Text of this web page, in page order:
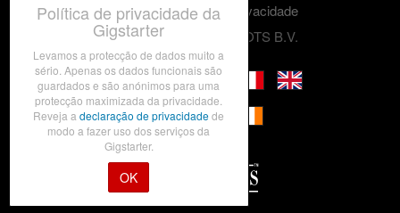
Termos e condições
Privacidade
© 2012-2026 GRASSROOTS B.V.
Política de privacidade da
Gigstarter
Levamos a protecção de dados muito a
sério. Apenas os dados funcionais são
guardados e são anónimos para uma
protecção maximizada da privacidade.
Reveja adeclaração de privacidadede
modo a fazer uso dos serviços da
Gigstarter.
OK